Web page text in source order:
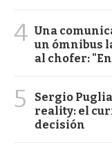
4 Una
un ómnibus
al chofer:
5
Sergio
reality: el
decisión